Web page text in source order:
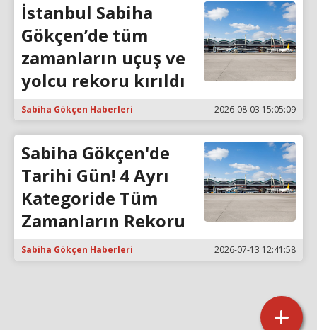
İstanbul Sabiha
Gökçen’de tüm
zamanların uçuş ve
yolcu rekoru kırıldı
Sabiha Gökçen Haberleri 2026-08-03 15:05:09
Sabiha Gökçen'de
Tarihi Gün! 4 Ayrı
Kategoride Tüm
Zamanların Rekoru
Sabiha Gökçen Haberleri 2026-07-13 12:41:58